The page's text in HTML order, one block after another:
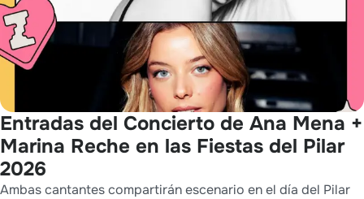
Entradas del Concierto de Ana Mena +
Marina Reche en las Fiestas del Pilar
2026
Ambas cantantes compartirán escenario en el día del Pilar